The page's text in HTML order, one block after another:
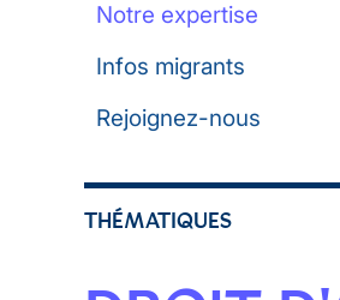
Notre expertise
Infos migrants
Rejoignez-nous
THÉMATIQUES